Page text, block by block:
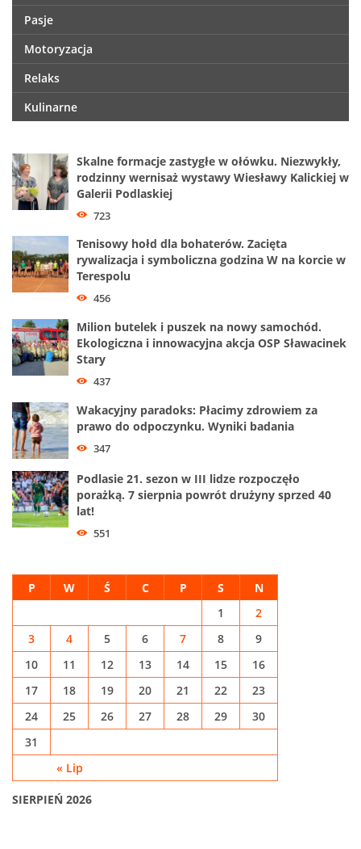
Pasje
Motoryzacja
Relaks
Kulinarne
Skalne formacje zastygłe w ołówku. Niezwykły,
rodzinny wernisaż wystawy Wiesławy Kalickiej w
Galerii Podlaskiej
723
Tenisowy hołd dla bohaterów. Zacięta
rywalizacja i symboliczna godzina W na korcie w
Terespolu
456
Milion butelek i puszek na nowy samochód.
Ekologiczna i innowacyjna akcja OSP Sławacinek
Stary
437
Wakacyjny paradoks: Płacimy zdrowiem za
prawo do odpoczynku. Wyniki badania
347
Podlasie 21. sezon w III lidze rozpoczęło
porażką. 7 sierpnia powrót drużyny sprzed 40
lat!
551
SIERPIEŃ 2026
P W Ś C P S N
« Lip
1
2
3
4 5 6 7 8
9
10
11 12 13 14 15
16
17
18 19 20 21 22
23
24
25 26 27 28 29
30
31